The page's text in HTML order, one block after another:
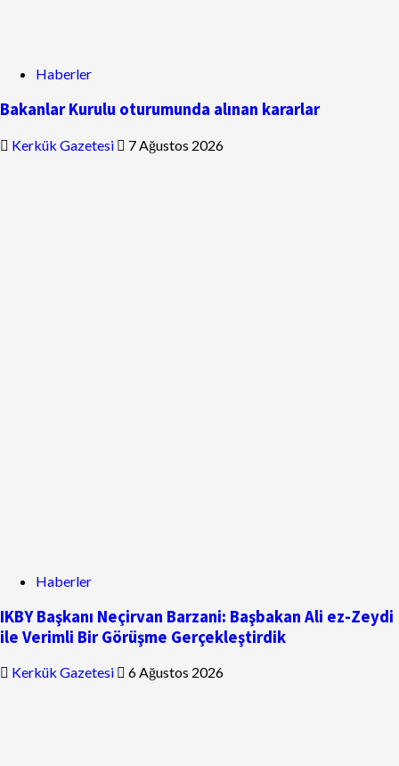
Haberler
Bakanlar Kurulu oturumunda alınan kararlar
Kerkük Gazetesi 7 Ağustos 2026
Haberler
IKBY Başkanı Neçirvan Barzani: Başbakan Ali ez-Zeydi
ile Verimli Bir Görüşme Gerçekleştirdik
Kerkük Gazetesi 6 Ağustos 2026